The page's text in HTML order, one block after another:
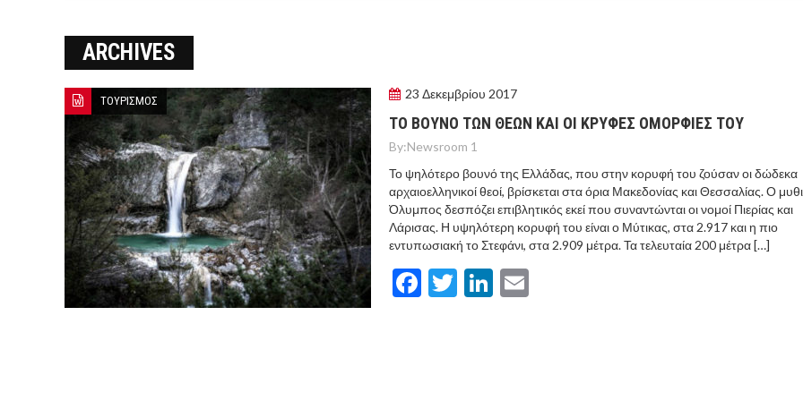
ARCHIVES
ΤΟΥΡΙΣΜΟΣ 23 Δεκεμβρίου 2017
ΤΟ ΒΟΥΝΟ ΤΩΝ ΘΕΩΝ ΚΑΙ ΟΙ ΚΡΥΦΕΣ ΟΜΟΡΦΙΕΣ ΤΟΥ
By:Newsroom 1
Το ψηλότερο βουνό της Ελλάδας, που στην κορυφή του ζούσαν οι δώδεκα
αρχαιοελληνικοί θεοί, βρίσκεται στα όρια Μακεδονίας και Θεσσαλίας. Ο
Όλυμπος δεσπόζει επιβλητικός εκεί που συναντώνται οι νομοί Πιερίας και
Λάρισας. Η υψηλότερη κορυφή του είναι ο Μύτικας, στα 2.917 και η πιο
εντυπωσιακή το Στεφάνι, στα 2.909 μέτρα. Τα τελευταία 200 μέτρα […]
Facebook
TwitterLinkedIn